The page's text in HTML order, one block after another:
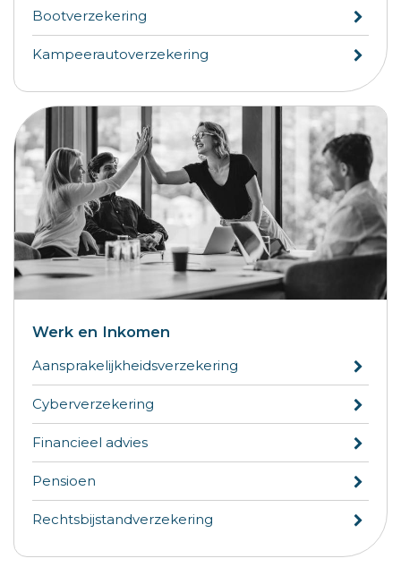
Bootverzekering
Kampeerautoverzekering
Werk en Inkomen
Aansprakelijkheidsverzekering
Cyberverzekering
Financieel advies
Pensioen
Rechtsbijstandverzekering